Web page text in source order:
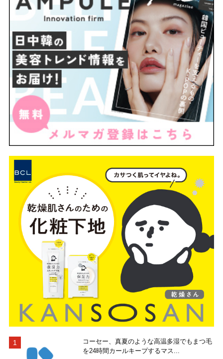
コーセー、真夏のような高温多湿でもまつ毛
を24時間カールキープするマス...